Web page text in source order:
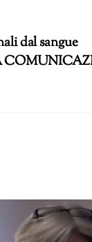
dal sangue